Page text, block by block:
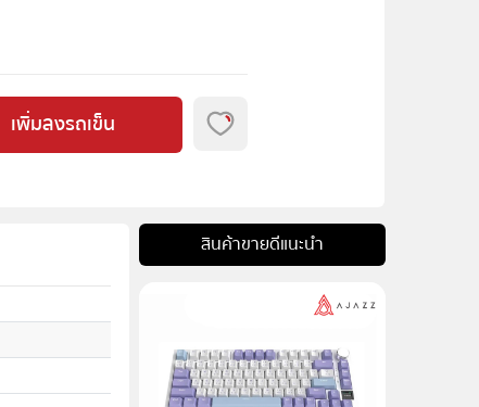
เพิ่มลงรถเข็น
สินค้าขายดีแนะนำ